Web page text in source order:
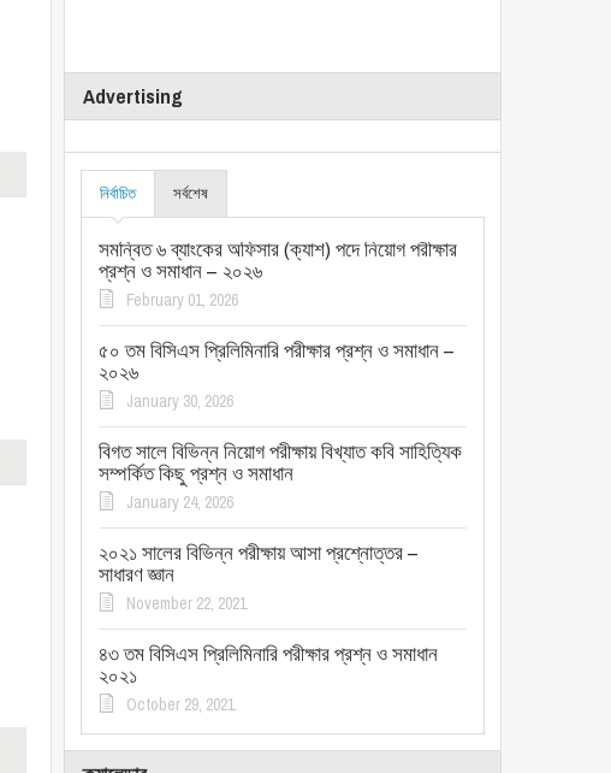
Advertising
নির্বাচিত সর্বশেষ
সমন্বিত ৬ ব্যাংকের অফিসার (ক্যাশ) পদে নিয়োগ পরীক্ষার
প্রশ্ন ও সমাধান – ২০২৬
February 01, 2026
৫০ তম বিসিএস প্রিলিমিনারি পরীক্ষার প্রশ্ন ও সমাধান –
২০২৬
January 30, 2026
বিগত সালে বিভিন্ন নিয়োগ পরীক্ষায় বিখ্যাত কবি সাহিত্যিক
সম্পর্কিত কিছু প্রশ্ন ও সমাধান
January 24, 2026
২০২১ সালের বিভিন্ন পরীক্ষায় আসা প্রশ্নোত্তর –
সাধারণ জ্ঞান
November 22, 2021
৪৩ তম বিসিএস প্রিলিমিনারি পরীক্ষার প্রশ্ন ও সমাধান
২০২১
October 29, 2021